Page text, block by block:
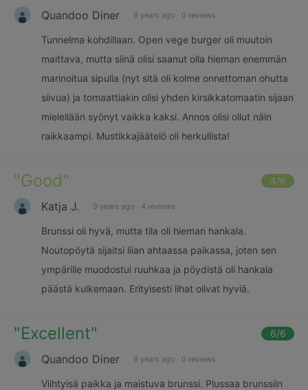
Quandoo Diner 9 years ago · 0 reviews
Tunnelma kohdillaan. Open vege burger oli muutoin
maittava, mutta siinä olisi saanut olla hieman enemmän
marinoitua sipulia (nyt sitä oli kolme onnettoman ohutta
siivua) ja tomaattiakin olisi yhden kirsikkatomaatin sijaan
mielellään syönyt vaikka kaksi. Annos olisi ollut näin
raikkaampi. Mustikkajäätelö oli herkullista!
"Good" 4/6
Katja J. 9 years ago · 4 reviews
Brunssi oli hyvä, mutta tila oli hieman hankala.
Noutopöytä sijaitsi liian ahtaassa paikassa, joten sen
ympärille muodostui ruuhkaa ja pöydistä oli hankala
päästä kulkemaan. Erityisesti lihat olivat hyviä.
"Excellent" 6/6
Quandoo Diner 9 years ago · 0 reviews
Viihtyisä paikka ja maistuva brunssi. Plussaa brunssiin